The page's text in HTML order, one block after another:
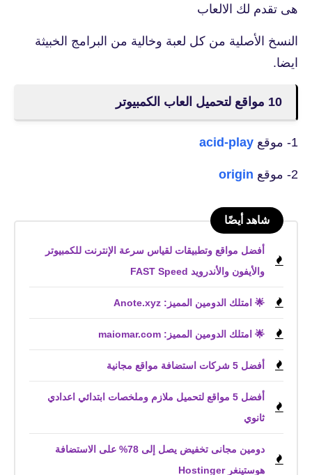
هى تقدم لك الالعاب
النسخ الأصلية من كل لعبة وخالية من البرامج الخبيثة
ايضا.
10 مواقع لتحميل العاب الكمبيوتر
1- موقع acid-play
2- موقع origin
شاهد أيضًا
أفضل مواقع وتطبيقات لقياس سرعة الإنترنت للكمبيوتر
والأيفون والأندرويد FAST Speed
🌟 امتلك الدومين المميز: Anote.xyz
🌟 امتلك الدومين المميز: maiomar.com
أفضل 5 شركات استضافة مواقع مجانية
أفضل 5 مواقع لتحميل ملازم وملخصات ابتدائي اعدادي
ثانوي
دومين مجانى تخفيض يصل إلى 78% على الاستضافة
هوستينغر Hostinger